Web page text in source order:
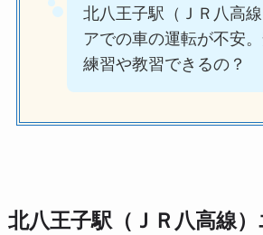
北八王子駅（ＪＲ八高
アでの車の運転が不安
練習や教習できるの？
北八王子駅（ＪＲ八高線